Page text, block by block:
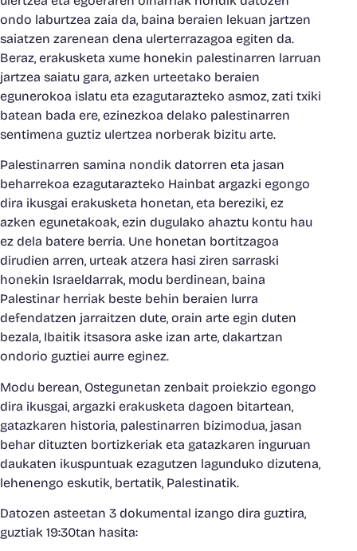
ondo laburtzea zaia da, baina beraien lekuan jartzen
saiatzen zarenean dena ulerterrazagoa egiten da.
Beraz, erakusketa xume honekin palestinarren larruan
jartzea saiatu gara, azken urteetako beraien
egunerokoa islatu eta ezagutarazteko asmoz, zati txiki
batean bada ere, ezinezkoa delako palestinarren
sentimena guztiz ulertzea norberak bizitu arte.
Palestinarren samina nondik datorren eta jasan
beharrekoa ezagutarazteko Hainbat argazki egongo
dira ikusgai erakusketa honetan, eta bereziki, ez
azken egunetakoak, ezin dugulako ahaztu kontu hau
ez dela batere berria. Une honetan bortitzagoa
dirudien arren, urteak atzera hasi ziren sarraski
honekin Israeldarrak, modu berdinean, baina
Palestinar herriak beste behin beraien lurra
defendatzen jarraitzen dute, orain arte egin duten
bezala, Ibaitik itsasora aske izan arte, dakartzan
ondorio guztiei aurre eginez.
Modu berean, Ostegunetan zenbait proiekzio egongo
dira ikusgai, argazki erakusketa dagoen bitartean,
gatazkaren historia, palestinarren bizimodua, jasan
behar dituzten bortizkeriak eta gatazkaren inguruan
daukaten ikuspuntuak ezagutzen lagunduko dizutena,
lehenengo eskutik, bertatik, Palestinatik.
Datozen asteetan 3 dokumental izango dira guztira,
guztiak 19:30tan hasita: